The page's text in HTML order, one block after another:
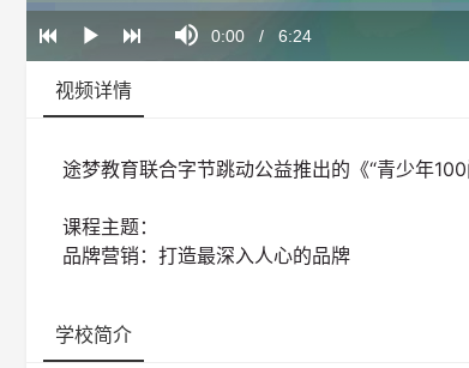
Play
Current
0:00 / Duration
6:24
Loaded:
0%
Progress:
0%
视频详情
途梦教育联合字节跳动公益推出的《“青少年
课程主题：
品牌营销：打造最深入人心的品牌
学校简介